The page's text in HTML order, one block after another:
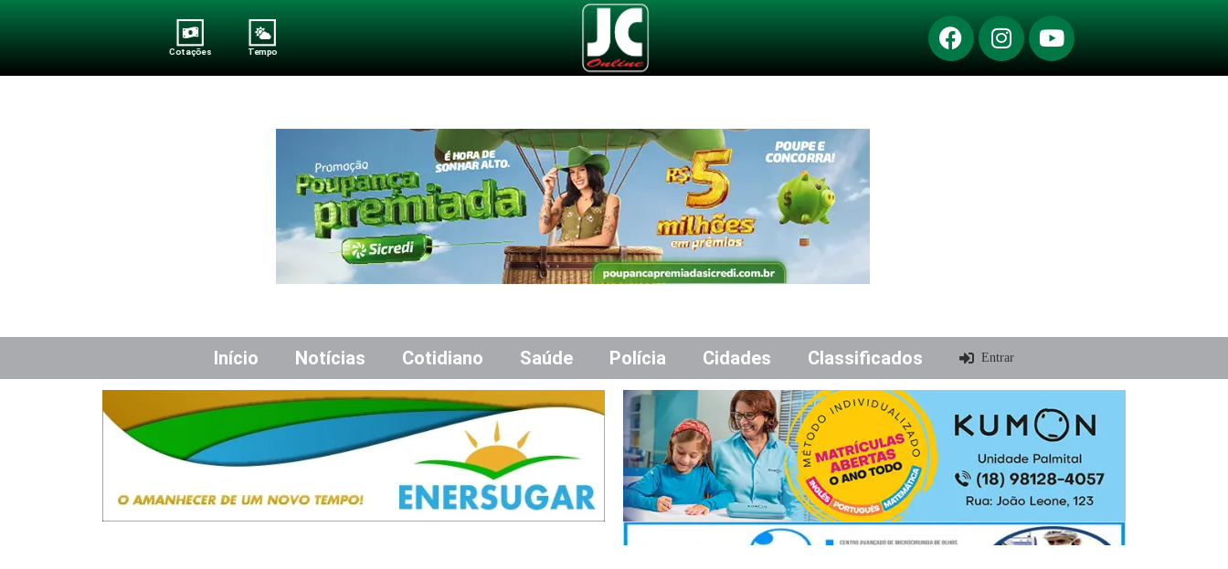
Cotações Tempo
Início Notícias Cotidiano Saúde Polícia Cidades Classificados Entrar